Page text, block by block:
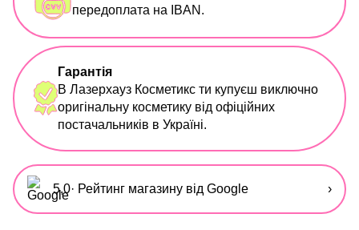
передоплата на IBAN.
Гарантія
В Лазерхауз Косметикс ти купуєш виключно
оригінальну косметику від офіційних
постачальників в Україні.
5,0· Рейтинг магазину від Google ›